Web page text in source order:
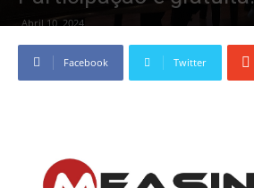
Abril 10, 2024
Facebook Twitter